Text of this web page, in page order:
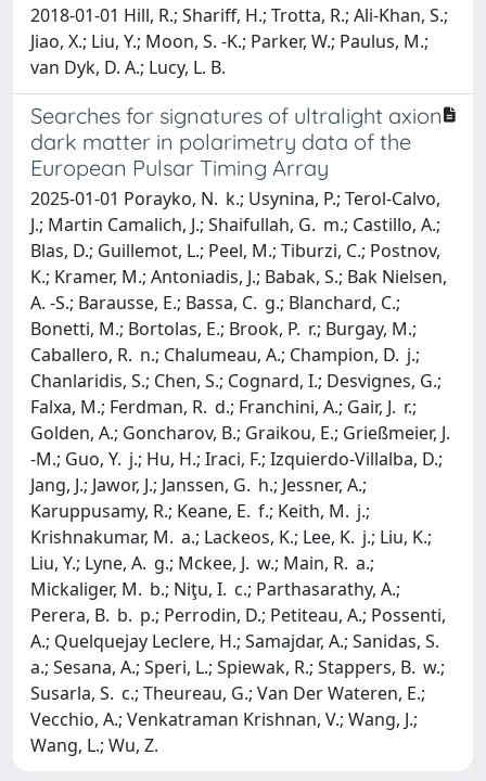
2018-01-01 Hill, R.; Shariff, H.; Trotta, R.; Ali-Khan, S.;
Jiao, X.; Liu, Y.; Moon, S. -K.; Parker, W.; Paulus, M.;
van Dyk, D. A.; Lucy, L. B.
Searches for signatures of ultralight axion
dark matter in polarimetry data of the
European Pulsar Timing Array
2025-01-01 Porayko, N. k.; Usynina, P.; Terol-Calvo,
J.; Martin Camalich, J.; Shaifullah, G. m.; Castillo, A.;
Blas, D.; Guillemot, L.; Peel, M.; Tiburzi, C.; Postnov,
K.; Kramer, M.; Antoniadis, J.; Babak, S.; Bak Nielsen,
A. -S.; Barausse, E.; Bassa, C. g.; Blanchard, C.;
Bonetti, M.; Bortolas, E.; Brook, P. r.; Burgay, M.;
Caballero, R. n.; Chalumeau, A.; Champion, D. j.;
Chanlaridis, S.; Chen, S.; Cognard, I.; Desvignes, G.;
Falxa, M.; Ferdman, R. d.; Franchini, A.; Gair, J. r.;
Golden, A.; Goncharov, B.; Graikou, E.; Grießmeier, J.
-M.; Guo, Y. j.; Hu, H.; Iraci, F.; Izquierdo-Villalba, D.;
Jang, J.; Jawor, J.; Janssen, G. h.; Jessner, A.;
Karuppusamy, R.; Keane, E. f.; Keith, M. j.;
Krishnakumar, M. a.; Lackeos, K.; Lee, K. j.; Liu, K.;
Liu, Y.; Lyne, A. g.; Mckee, J. w.; Main, R. a.;
Mickaliger, M. b.; Niţu, I. c.; Parthasarathy, A.;
Perera, B. b. p.; Perrodin, D.; Petiteau, A.; Possenti,
A.; Quelquejay Leclere, H.; Samajdar, A.; Sanidas, S.
a.; Sesana, A.; Speri, L.; Spiewak, R.; Stappers, B. w.;
Susarla, S. c.; Theureau, G.; Van Der Wateren, E.;
Vecchio, A.; Venkatraman Krishnan, V.; Wang, J.;
Wang, L.; Wu, Z.